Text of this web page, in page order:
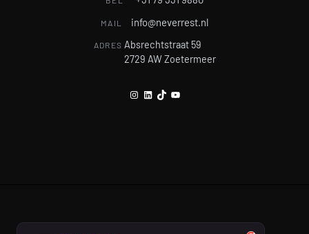
MAIL info@neverrest.nl
ADRES Absrechtstraat 59
2729 AW Zoetermeer
Instagram
LinkedIn
TikTokYouTube